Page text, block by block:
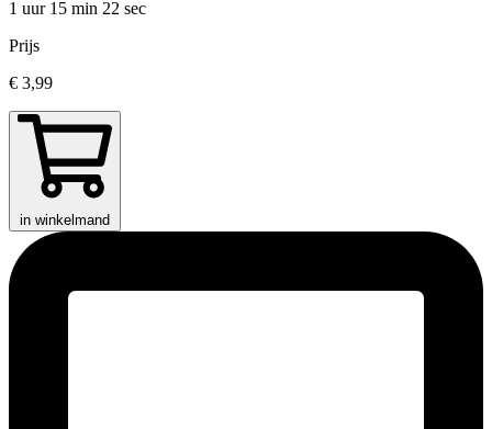
1 uur 15 min 22 sec
Prijs
€ 3,99
in winkelmand